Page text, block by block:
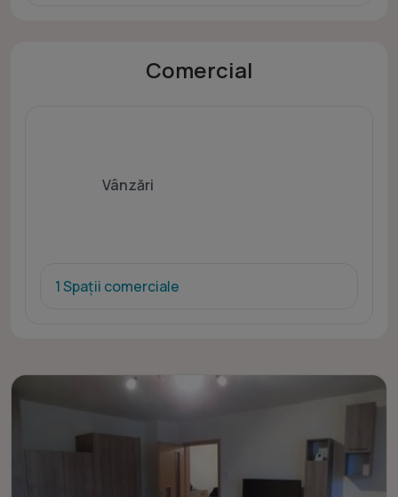
Comercial
Vânzări
1 Spații comerciale